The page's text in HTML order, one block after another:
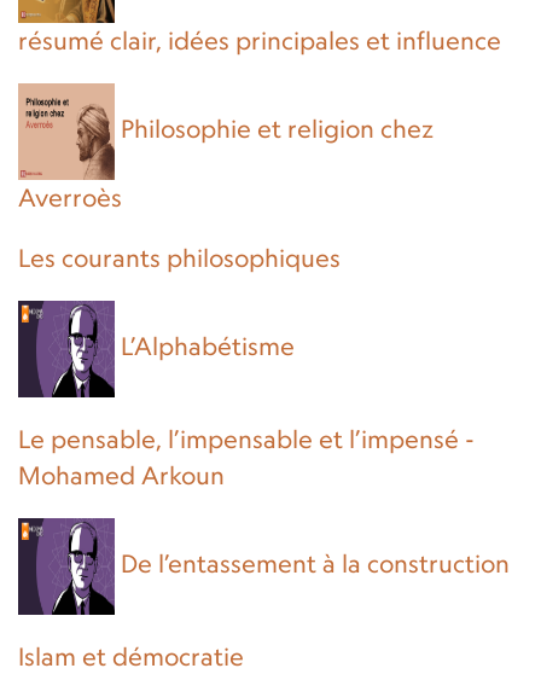
résumé clair, idées principales et influence
Philosophie et religion chez
Averroès
Les courants philosophiques
L’Alphabétisme
Le pensable, l’impensable et l’impensé -
Mohamed Arkoun
De l’entassement à la construction
Islam et démocratie